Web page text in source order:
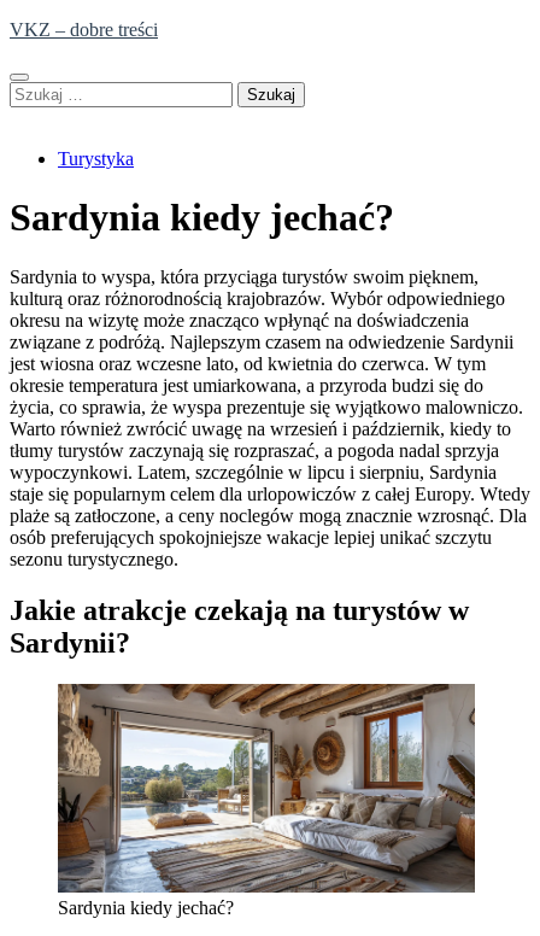
Skip
content
VKZ – dobre treści
Szukaj:
Turystyka
Sardynia kiedy jechać?
Sardynia to wyspa, która przyciąga turystów swoim pięknem,
kulturą oraz różnorodnością krajobrazów. Wybór odpowiedniego
okresu na wizytę może znacząco wpłynąć na doświadczenia
związane z podróżą. Najlepszym czasem na odwiedzenie Sardynii
jest wiosna oraz wczesne lato, od kwietnia do czerwca. W tym
okresie temperatura jest umiarkowana, a przyroda budzi się do
życia, co sprawia, że wyspa prezentuje się wyjątkowo malowniczo.
Warto również zwrócić uwagę na wrzesień i październik, kiedy to
tłumy turystów zaczynają się rozpraszać, a pogoda nadal sprzyja
wypoczynkowi. Latem, szczególnie w lipcu i sierpniu, Sardynia
staje się popularnym celem dla urlopowiczów z całej Europy. Wtedy
plaże są zatłoczone, a ceny noclegów mogą znacznie wzrosnąć. Dla
osób preferujących spokojniejsze wakacje lepiej unikać szczytu
sezonu turystycznego.
Jakie atrakcje czekają na turystów w
Sardynii?
Sardynia kiedy jechać?